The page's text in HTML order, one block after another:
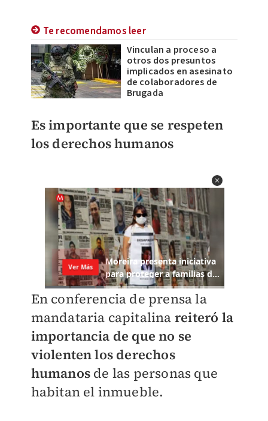
Te recomendamos leer
Vinculan a proceso a
otros dos presuntos
implicados en asesinato
de colaboradores de
Brugada
Es importante que se respeten
los derechos humanos
En conferencia de prensa la
mandataria capitalina reiteró la
importancia de que no se
violenten los derechos
humanosde las personas que
habitan el inmueble.